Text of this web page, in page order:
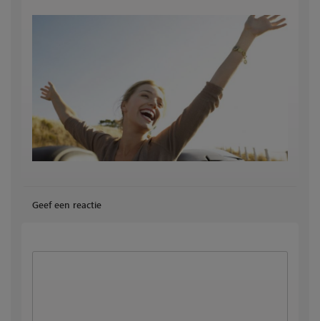
Geef een reactie